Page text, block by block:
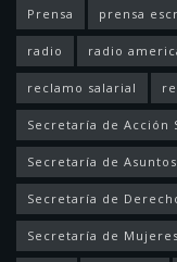
Prensa prensa
radio radio
reclamo salarial
Secretaría de Acción
Secretaría de
Secretaría de
Secretaría de